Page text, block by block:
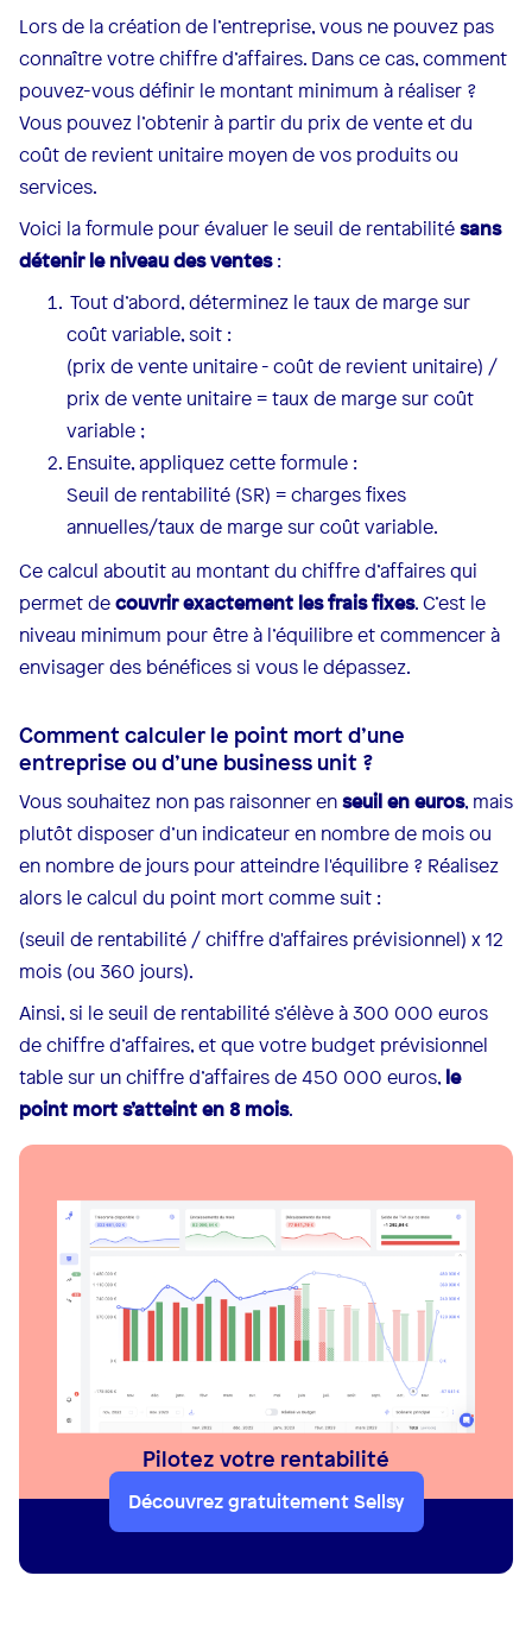
Lors de la création de l’entreprise, vous ne pouvez pas
connaître votre chiffre d’affaires. Dans ce cas, comment
pouvez-vous définir le montant minimum à réaliser ?
Vous pouvez l’obtenir à partir du prix de vente et du
coût de revient unitaire moyen de vos produits ou
services. ‍
Voici la formule pour évaluer le seuil de rentabilitésans
détenir le niveau des ventes:
Tout d’abord, déterminez le taux de marge sur
coût variable, soit :
(prix de vente unitaire - coût de revient unitaire) /
prix de vente unitaire = taux de marge sur coût
variable ;
Ensuite, appliquez cette formule :
Seuil de rentabilité (SR) = charges fixes
annuelles/taux de marge sur coût variable.
Ce calcul aboutit au montant du chiffre d’affaires qui
permet decouvrir exactement les frais fixes. C’est le
niveau minimum pour être à l’équilibre et commencer à
envisager des bénéfices si vous le dépassez.
Comment calculer le point mort d’une
entreprise ou d’une business unit ?
Vous souhaitez non pas raisonner enseuil en euros, mais
plutôt disposer d’un indicateur en nombre de mois ou
en nombre de jours pour atteindre l'équilibre ? Réalisez
alors le calcul du point mort comme suit :
(seuil de rentabilité / chiffre d'affaires prévisionnel) x 12
mois (ou 360 jours).
Ainsi, si le seuil de rentabilité s’élève à 300 000 euros
de chiffre d’affaires, et que votre budget prévisionnel
table sur un chiffre d’affaires de 450 000 euros, le
point mort s’atteint en 8 mois.
Pilotez votre rentabilité
Découvrez gratuitement Sellsy